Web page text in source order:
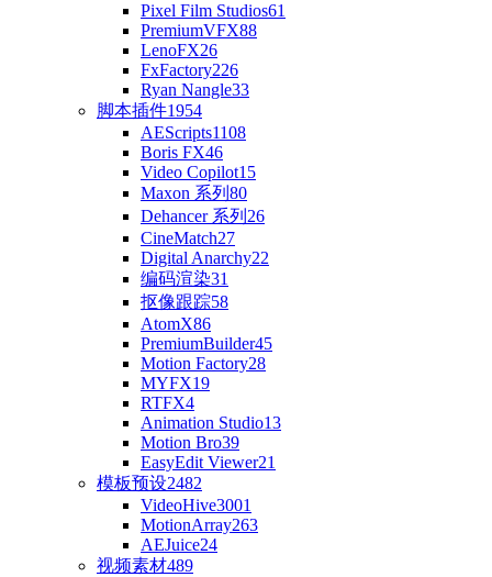
Pixel Film Studios61
PremiumVFX88
LenoFX26
FxFactory226
Ryan Nangle33
脚本插件1954
AEScripts1108
Boris FX46
Video Copilot15
Maxon 系列 80
Dehancer 系列 26
CineMatch27
Digital Anarchy22
编码渲染31
抠像跟踪58
AtomX86
PremiumBuilder45
Motion Factory28
MYFX19
RTFX4
Animation Studio13
Motion Bro39
EasyEdit Viewer21
模板预设2482
VideoHive3001
MotionArray263
AEJuice24
视频素材489